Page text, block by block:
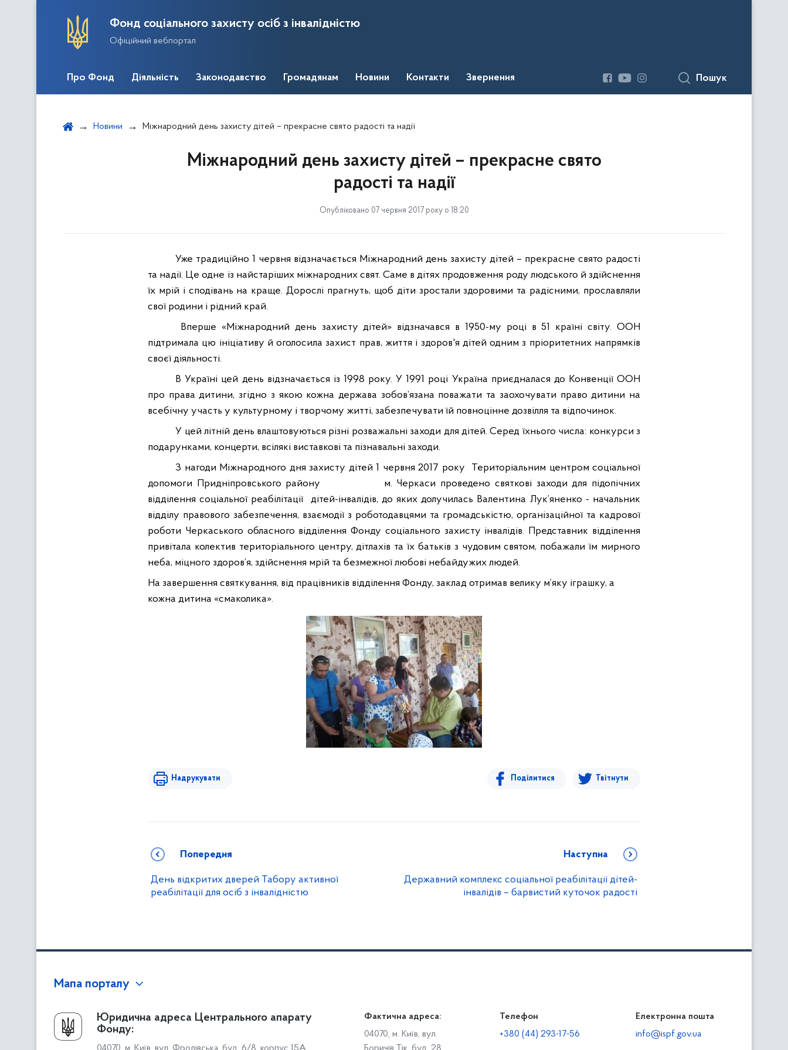
Фонд соціального захисту осіб з інвалідністю
Офіційний вебпортал
Про Фонд Діяльність Законодавство Громадянам Новини Контакти Звернення Пошук
Новини Міжнародний день захисту дітей – прекрасне свято радості та надії
Міжнародний день захисту дітей – прекрасне свято
радості та надії
Опубліковано 07 червня 2017 року о 18:20
Уже традиційно 1 червня відзначається Міжнародний день захисту дітей – прекрасне свято радості
та надії. Це одне із найстаріших міжнародних свят. Саме в дітях продовження роду людського й здійснення
їх мрій і сподівань на краще. Дорослі прагнуть, щоб діти зростали здоровими та радісними, прославляли
свої родини і рідний край.
Вперше «Міжнародний день захисту дітей» відзначався в 1950-му році в 51 країні світу. ООН
підтримала цю ініціативу й оголосила захист прав, життя і здоров'я дітей одним з пріоритетних напрямків
своєї діяльності.
В Україні цей день відзначається із 1998 року. У 1991 році Україна приєдналася до Конвенції ООН
про права дитини, згідно з якою кожна держава зобов’язана поважати та заохочувати право дитини на
всебічну участь у культурному і творчому житті, забезпечувати їй повноцінне дозвілля та відпочинок.
У цейлітній день влаштовуються різні розважальні заходи для дітей. Серед їхнього числа: конкурси з
подарунками, концерти, всілякі виставкові та пізнавальні заходи.
З нагоди Міжнародного дня захисту дітей 1 червня 2017 року
Територіальним центром соціальної
допомоги Придніпровського району
м. Черкаси проведено святкові заходи для підопічних
відділення соціальної реабілітації
дітей-інвалідів, до яких долучилась Валентина Лук’яненко - начальник
відділу правового забезпечення, взаємодії з роботодавцями та громадськістю, організаційної та кадрової
роботи Черкаського обласного відділення Фонду соціального захисту інвалідів. Представник відділення
привітала колектив територіального центру, дітлахів та їх батьків з чудовим святом, побажали їм мирного
неба, міцного здоров’я, здійснення мрій та безмежної любові небайдужих людей.
На завершення святкування, від працівників відділення Фонду, заклад отримав велику м’яку іграшку, а
кожна дитина «смаколика».
Надрукувати Поділитися Твітнути
Попередня
День відкритих дверей Табору активної
реабілітації для осіб з інвалідністю
Наступна
Державний комплекс соціальної реабілітації дітей-
інвалідів – барвистий куточок радості
Мапа порталу
Про Фонд
Керівництво
Громадянам
Доступ до публічної інформації
Діяльність
Роботодавцям
Юридична адреса Центрального апарату
Фонду:
Фактична адреса:
04070, м. Київ, вул.
Телефон
+380 (44) 293-17-56
Електронна пошта
info@ispf.gov.ua